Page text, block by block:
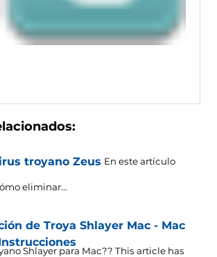
troyano Zeus En este artículo
eliminar...
de Troya Shlayer Mac - Mac
Shlayer para Mac?? This article has